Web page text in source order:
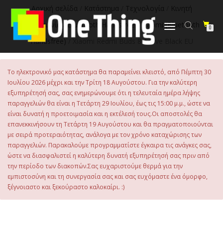
περιεχόμενο
Εναλλαγή
0
Αρχική σελίδα Κατάστημα Τεχνολογία
Κινητή
Τηλεφωνία / Bluetooth Handsfree/Xiaomi (Bluetooth
Handsfree)/ Xiaomi Redmi Buds 8 Active Black EU
Το ηλεκτρονικό μας κατάστημα θα παραμείνει κλειστό, από Πέμπτη 30
Ιουλίου 2026 μέχρι και την Τρίτη 18 Αυγούστου. Για την καλύτερη
εξυπηρέτησή σας, σας ενημερώνουμε ότι η τελευταία ημέρα λήψης
παραγγελιών θα είναι η Τετάρτη 29 Ιουλίου, έως τις 15:00 μ.μ., ώστε να
είναι δυνατή η προετοιμασία και η εκτέλεσή τους.Οι αποστολές θα
επανεκκινήσουν τη Τετάρτη 19 Αυγούστου και θα πραγματοποιούνται
με σειρά προτεραιότητας, ανάλογα με τον χρόνο καταχώρισης των
παραγγελιών. Παρακαλούμε προγραμματίστε έγκαιρα τις ανάγκες σας,
ώστε να διασφαλιστεί η καλύτερη δυνατή εξυπηρέτησή σας πριν από
την περίοδο των διακοπών.Σας ευχαριστούμε θερμά για την
εμπιστοσύνη και τη συνεργασία σας και σας ευχόμαστε ένα όμορφο,
ξέγνοιαστο και ξεκούραστο καλοκαίρι. :)